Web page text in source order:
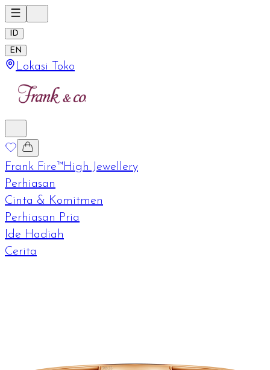
ID
EN
Lokasi Toko
Frank Fire™High Jewellery
Perhiasan
Cinta & Komitmen
Perhiasan Pria
Ide Hadiah
Cerita